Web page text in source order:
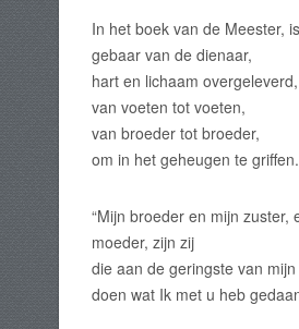
In het boek van de Meester,
gebaar van de dienaar,
hart en lichaam
van voeten tot voeten,
van broeder tot broeder,
om in het geheugen te griffen.
“Mijn broeder en mijn zuster,
moeder, zijn zij
die aan de geringste van
doen wat Ik met u heb